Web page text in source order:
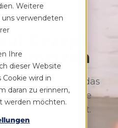
Weitere
verwendeten
Ihre
dieser Website
Cookie wird in
daran zu erinnern,
werden möchten.
Rezept
für zu Hause, das
anpasst. Ohne
auf Rezept.